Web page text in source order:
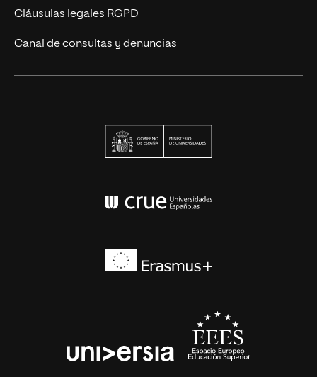
Cláusulas legales RGPD
Canal de consultas y denuncias
Conferencia de
universia